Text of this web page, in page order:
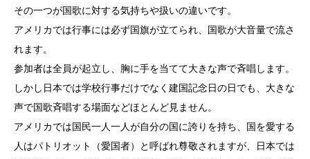
その一つが国歌に対する気持ちや扱いの違いです。
アメリカでは行事には必ず国旗が立てられ、国歌が大音量で流さ
れます。
参加者は全員が起立し、胸に手を当てて大きな声で斉唱します。
しかし日本では学校行事だけでなく建国記念日の日でも、大きな
声で国歌斉唱する場面などほとんど見ません。
アメリカでは国民一人一人が自分の国に誇りを持ち、国を愛する
人はパトリオット（愛国者）と呼ばれ尊敬されますが、日本では